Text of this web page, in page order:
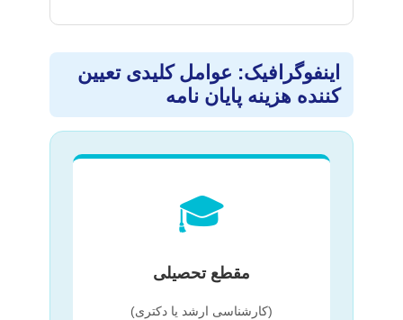
اینفوگرافیک: عوامل کلیدی تعیین
کننده هزینه پایان نامه
🎓
مقطع تحصیلی
(کارشناسی ارشد یا دکتری)